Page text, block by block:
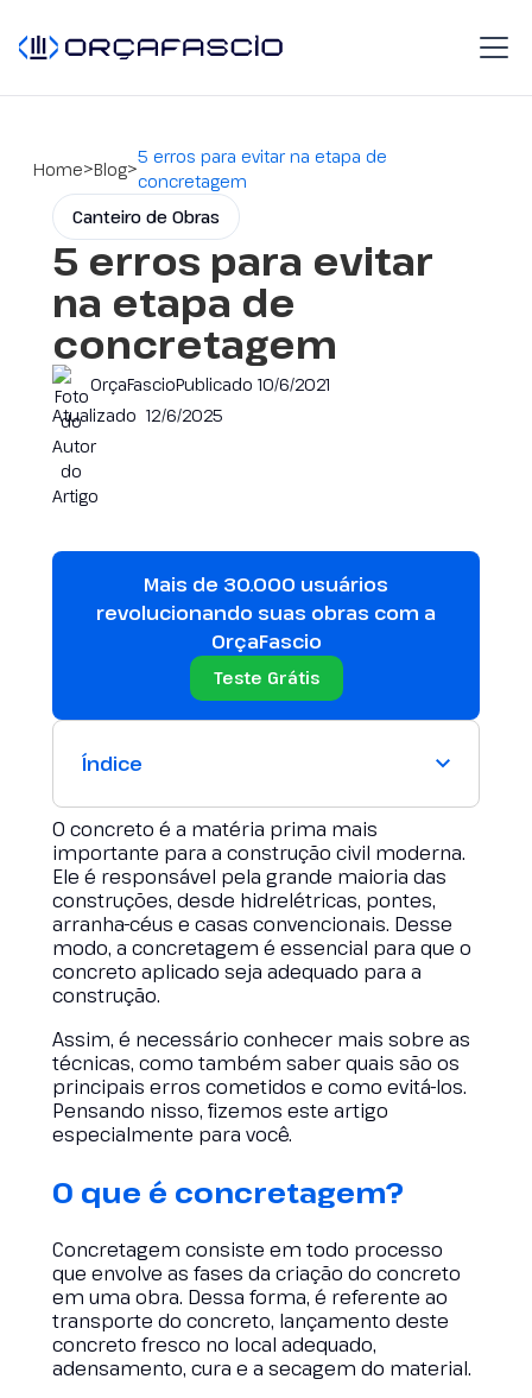
Home>Blog>5 erros para evitar na etapa de
concretagem
Canteiro de Obras
5 erros para evitar
na etapa de
concretagem
OrçaFascioPublicado10/6/2021
Atualizado12/6/2025
Mais de 30.000 usuários
revolucionando suas obras com a
OrçaFascio
Teste Grátis
Índice
O concreto é a matéria prima mais
importante para a construção civil moderna.
Ele é responsável pela grande maioria das
construções, desde hidrelétricas, pontes,
arranha-céus e casas convencionais. Desse
modo, a concretagem é essencial para que o
concreto aplicado seja adequado para a
construção.
Assim, é necessário conhecer mais sobre as
técnicas, como também saber quais são os
principais erros cometidos e como evitá-los.
Pensando nisso, fizemos este artigo
especialmente para você.
O que é concretagem?
Concretagem consiste em todo processo
que envolve as fases da criação do concreto
em uma obra. Dessa forma, é referente ao
transporte do concreto, lançamento deste
concreto fresco no local adequado,
adensamento, cura e a secagem do material.